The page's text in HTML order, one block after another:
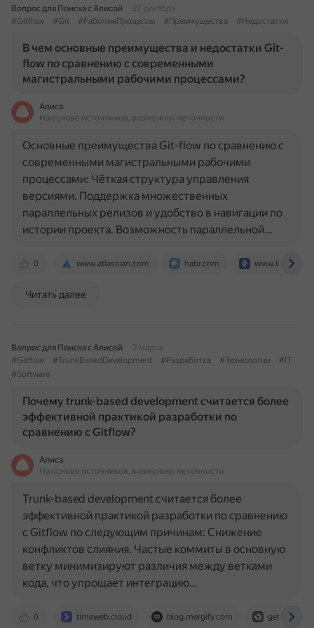
Вопрос для Поиска с Алисой
27 декабря
#Gitflow
#Git #РабочиеПроцессы #Преимущества #Недостатки
В чем основные преимущества и недостатки Git-
flow по сравнению с современными
магистральными рабочими процессами?
Алиса
На основе источников, возможны неточности
0 www.atlassian.com habr.com
Основные преимущества Git-flow по сравнению с
современными магистральными рабочими
процессами: Чёткая структура управления
версиями. Поддержка множественных
параллельных релизов и удобство в навигации по
истории проекта. Возможность параллельной…
Читать далее
Вопрос для Поиска с Алисой
2 марта
#Gitflow
#TrunkBasedDevelopment #Разработка #Технологии
#IT
#Software
Почему trunk-based development считается более
эффективной практикой разработки по
сравнению с Gitflow?
Алиса
На основе источников, возможны неточности
0 timeweb.cloud blog.mergify.com
Trunk-based development считается более
эффективной практикой разработки по сравнению
с Gitflow по следующим причинам: Снижение
конфликтов слияния. Частые коммиты в основную
ветку минимизируют различия между ветками
кода, что упрощает интеграцию…